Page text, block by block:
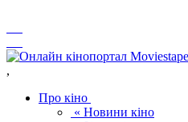
,
Про кіно
« Новини кіно